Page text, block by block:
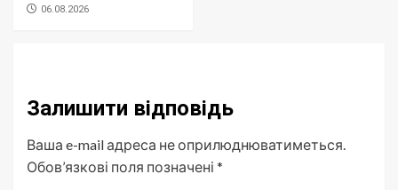
06.08.2026
Залишити відповідь
Ваша e-mail адреса не оприлюднюватиметься.
Обов’язкові поля позначені *